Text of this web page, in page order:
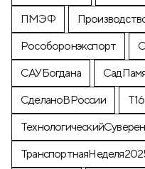
ПМЭФ
Рособоронэкспорт
САУБогдана
СделаноВРоссии
Т16